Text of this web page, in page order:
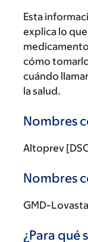
Esta
explica lo
cómo
cuándo
la salud.
Nombres
Altoprev
Nombres
GMD-
¿Para qué